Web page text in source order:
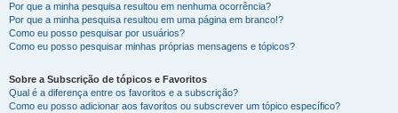
Por que a minha pesquisa resultou em nenhuma ocorrência?
Por que a minha pesquisa resultou em uma página em branco!?
Como eu posso pesquisar por usuários?
Como eu posso pesquisar minhas próprias mensagens e tópicos?
Sobre a Subscrição de tópicos e Favoritos
Qual é a diferença entre os favoritos e a subscrição?
Como eu posso adicionar aos favoritos ou subscrever um tópico específico?